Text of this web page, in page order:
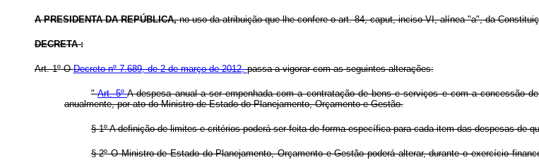
A PRESIDENTA DA REPÚBLICA,no uso da atribuição que lhe confere o art. 84, caput, inciso VI, alínea "a", da
DECRETA :
Art. 1º ODecreto nº 7.689, de 2 de março de 2012,passa a vigorar com as seguintes alterações:
"Art. 5ºA despesa anual a ser empenhada com a contratação de bens e serviços e com a concessão
anualmente, por ato do Ministro de Estado do Planejamento, Orçamento e Gestão.
§ 1º A definição de limites e critérios poderá ser feita de forma específica para cada item das despesas de
§ 2º O Ministro de Estado do Planejamento, Orçamento e Gestão poderá alterar, durante o exercício